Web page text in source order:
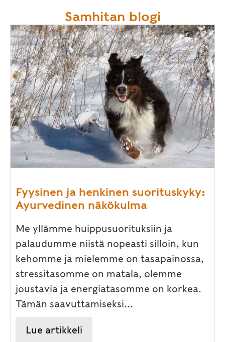
Samhitan blogi
Fyysinen ja henkinen suorituskyky:
Ayurvedinen näkökulma
Me yllämme huippusuorituksiin ja
palaudumme niistä nopeasti silloin, kun
kehomme ja mielemme on tasapainossa,
stressitasomme on matala, olemme
joustavia ja energiatasomme on korkea.
Tämän saavuttamiseksi...
Lue artikkeli